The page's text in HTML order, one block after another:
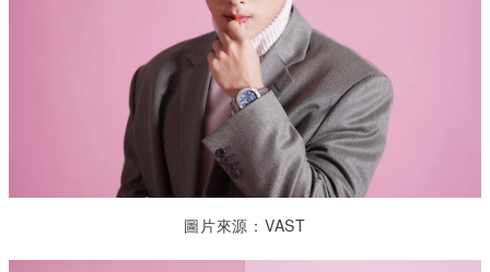
圖片來源：VAST